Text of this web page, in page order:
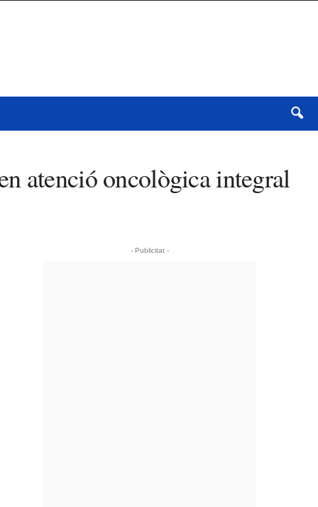
atenció oncològica integral
- Publicitat -